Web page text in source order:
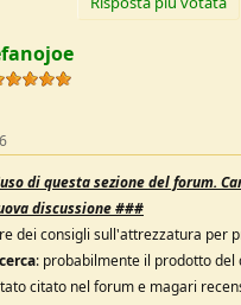
d
i
I
z
o
di questa sezione del forum.
discussione ###
dei consigli sull'attrezzatura per
: probabilmente il prodotto del
citato nel forum e magari